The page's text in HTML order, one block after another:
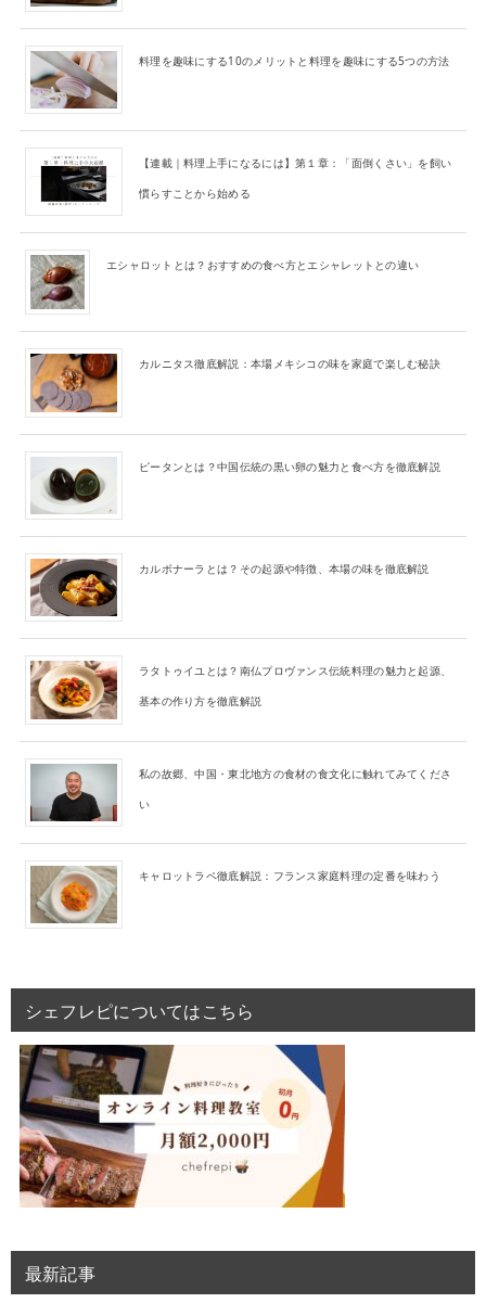
料理を趣味にする10のメリットと料理を趣味にする5つの方法
【連載｜料理上手になるには】第１章：「面倒くさい」を飼い
慣らすことから始める
エシャロットとは？おすすめの食べ方とエシャレットとの違い
カルニタス徹底解説：本場メキシコの味を家庭で楽しむ秘訣
ピータンとは？中国伝統の黒い卵の魅力と食べ方を徹底解説
カルボナーラとは？その起源や特徴、本場の味を徹底解説
ラタトゥイユとは？南仏プロヴァンス伝統料理の魅力と起源、
基本の作り方を徹底解説
私の故郷、中国・東北地方の食材の食文化に触れてみてくださ
い
キャロットラペ徹底解説：フランス家庭料理の定番を味わう
シェフレピについてはこちら
最新記事